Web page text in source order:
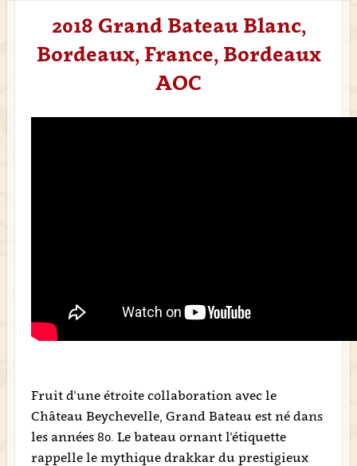
2018 Grand Bateau Blanc,
Bordeaux, France, Bordeaux
AOC
Fruit d’une étroite collaboration avec le
Château Beychevelle, Grand Bateau est né dans
les années 80. Le bateau ornant l’étiquette
rappelle le mythique drakkar du prestigieux